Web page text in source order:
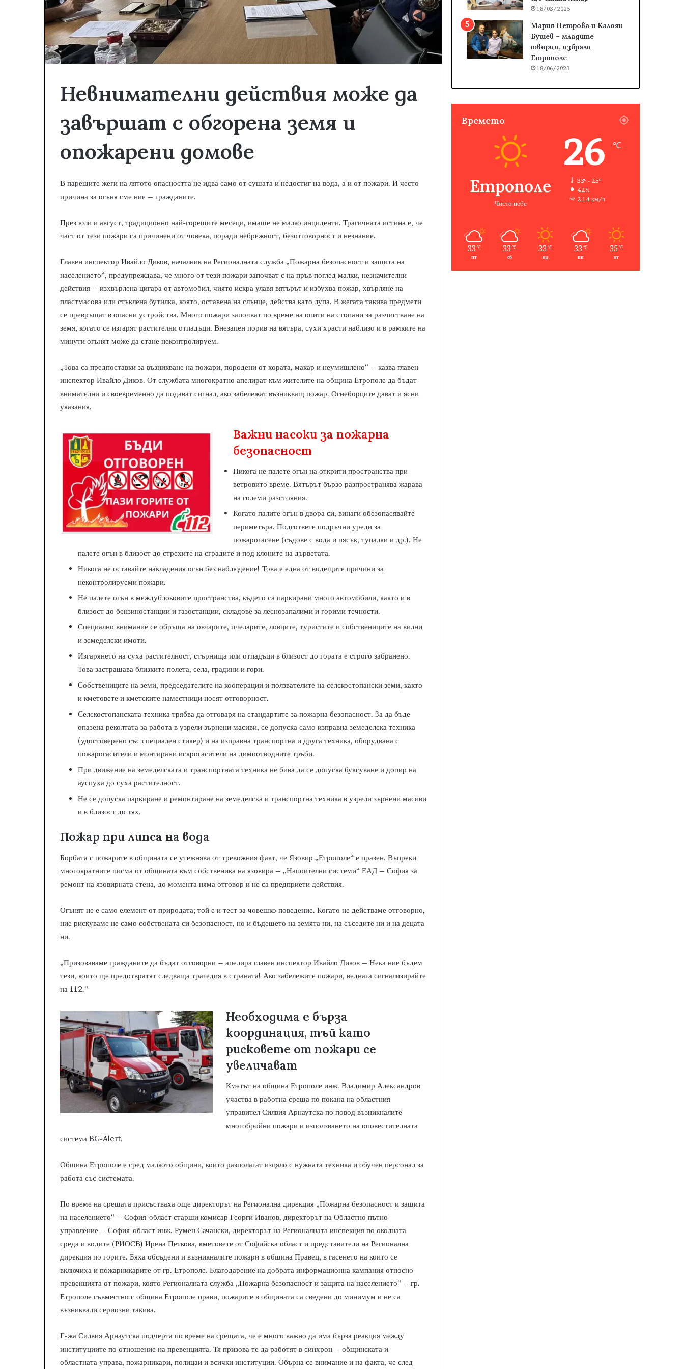
Невнимателни действия може да
завършат с обгорена земя и
опожарени домове
В парещите жеги на лятото опасността не идва само от сушата и недостиг на вода, а и от пожари. И често
причина за огъня сме ние – гражданите.
През юли и август, традиционно най-горещите месеци, имаше не малко инциденти. Трагичната истина е, че
част от тези пожари са причинени от човека, поради небрежност, безотговорност и незнание.
Главен инспектор Ивайло Диков, началник на Регионалната служба „Пожарна безопасност и защита на
населението“, предупреждава, че много от тези пожари започват с на пръв поглед малки, незначителни
действия – изхвърлена цигара от автомобил, чиято искра улавя вятърът и избухва пожар, хвърляне на
пластмасова или стъклена бутилка, която, оставена на слънце, действа като лупа. В жегата такива предмети
се превръщат в опасни устройства. Много пожари започват по време на опити на стопани за разчистване на
земя, когато се изгарят растителни отпадъци. Внезапен порив на вятъра, сухи храсти наблизо и в рамките на
минути огънят може да стане неконтролируем.
„Това са предпоставки за възникване на пожари, породени от хората, макар и неумишлено“ – казва главен
инспектор Ивайло Диков. От службата многократно апелират към жителите на община Етрополе да бъдат
внимателни и своевременно да подават сигнал, ако забележат възникващ пожар. Огнеборците дават и ясни
указания.
Важни насоки за пожарна
безопасност
Никога не палете огън на открити пространства при
ветровито време. Вятърът бързо разпространява жарава
на големи разстояния.
Когато палите огън в двора си, винаги обезопасявайте
периметъра. Подгответе подръчни уреди за
пожарогасене (съдове с вода и пясък, тупалки и др.). Не
палете огън в близост до стрехите на сградите и под клоните на дърветата.
Никога не оставайте накладения огън без наблюдение! Това е една от водещите причини за
неконтролируеми пожари.
Не палете огън в междублоковите пространства, където са паркирани много автомобили, както и в
близост до бензиностанции и газостанции, складове за леснозапалими и горими течности.
Специално внимание се обръща на овчарите, пчеларите, ловците, туристите и собствениците на вилни
и земеделски имоти.
Изгарянето на суха растителност, стърнища или отпадъци в близост до гората е строго забранено.
Това застрашава близките полета, села, градини и гори.
Собствениците на земи, председателите на кооперации и ползвателите на селскостопански земи, както
и кметовете и кметските наместници носят отговорност.
Селскостопанската техника трябва да отговаря на стандартите за пожарна безопасност. За да бъде
опазена реколтата за работа в узрели зърнени масиви, се допуска само изправна земеделска техника
(удостоверено със специален стикер) и на изправна транспортна и друга техника, оборудвана с
пожарогасители и монтирани искрогасители на димоотводните тръби.
При движение на земеделската и транспортната техника не бива да се допуска буксуване и допир на
ауспуха до суха растителност.
Не се допуска паркиране и ремонтиране на земеделска и транспортна техника в узрели зърнени масиви
и в близост до тях.
Пожар при липса на вода
Борбата с пожарите в общината се утежнява от тревожния факт, че Язовир „Етрополе“ е празен. Въпреки
многократните писма от общината към собственика на язовира – „Напоителни системи“ ЕАД – София за
ремонт на язовирната стена, до момента няма отговор и не са предприети действия.
Огънят не е само елемент от природата; той е и тест за човешко поведение. Когато не действаме отговорно,
ние рискуваме не само собствената си безопасност, но и бъдещето на земята ни, на съседите ни и на децата
ни.
„Призоваваме гражданите да бъдат отговорни – апелира главен инспектор Ивайло Диков – Нека ние бъдем
тези, които ще предотвратят следваща трагедия в страната! Ако забележите пожари, веднага сигнализирайте
на 112.“
Необходима е бърза
координация, тъй като
рисковете от пожари се
увеличават
Кметът на община Етрополе инж. Владимир Александров
участва в работна среща по покана на областния
управител Силвия Арнаутска по повод възникналите
многобройни пожари и използването на оповестителната
система BG-Alert.
Община Етрополе е сред малкото общини, които разполагат изцяло с нужната техника и обучен персонал за
работа със системата.
По време на срещата присъстваха още директорът на Регионална дирекция „Пожарна безопасност и защита
на населението“ – София-област старши комисар Георги Иванов, директорът на Областно пътно
управление – София-област инж. Румен Сачански, директорът на Регионалната инспекция по околната
среда и водите (РИОСВ) Ирена Петкова, кметовете от Софийска област и представители на Регионална
дирекция по горите. Бяха обсъдени и възникналите пожари в община Правец, в гасенето на които се
включиха и пожарникарите от гр. Етрополе. Благодарение на добрата информационна кампания относно
превенцията от пожари, която Регионалната служба „Пожарна безопасност и защита на населението“ – гр.
Етрополе съвместно с община Етрополе прави, пожарите в общината са сведени до минимум и не са
възниквали сериозни такива.
Г-жа Силвия Арнаутска подчерта по време на срещата, че е много важно да има бърза реакция между
институциите по отношение на превенцията. Тя призова те да работят в синхрон – общинската и
областната управа, пожарникари, полицаи и всички институции. Обърна се внимание и на факта, че след
18/03/2025
Мария Петрова и Калоян
Бушев – младите
творци, избрали
Етрополе
18/06/2023
Времето
Етрополе
Чисто небе
26 ℃
33º - 25º
42%
2.14 км/ч
33 ℃
пт
33 ℃
сб
33 ℃
нд
33 ℃
пн
35 ℃
вт